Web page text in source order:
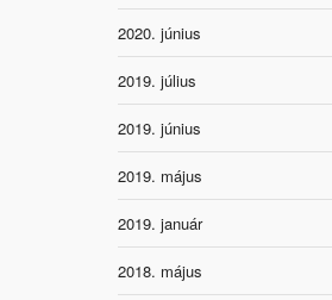
2020. június
2019. július
2019. június
2019. május
2019. január
2018. május